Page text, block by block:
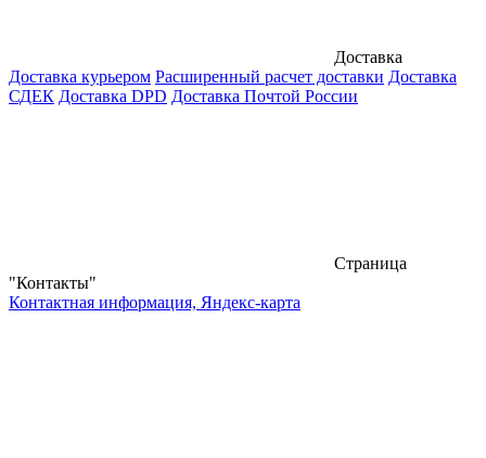
Доставка
Доставка курьером Расширенный расчет доставки Доставка
СДЕК Доставка DPD Доставка Почтой России
Страница
"Контакты"
Контактная информация, Яндекс-карта